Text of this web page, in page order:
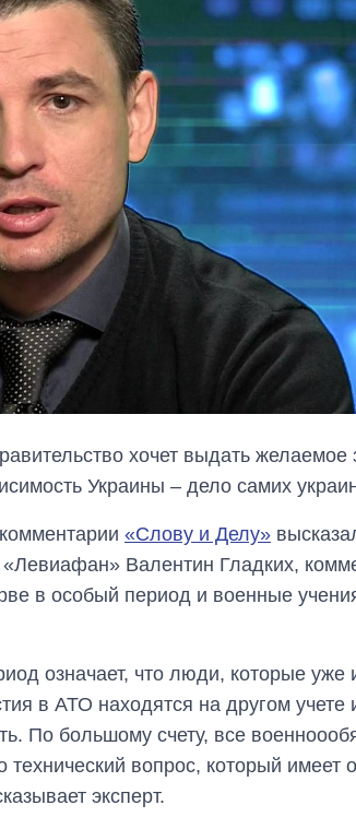
хочет выдать желаемое
Украины – дело самих
«Слову и Делу»
«Левиафан» Валентин Гладких,
в особый период и военные
означает, что люди, которые уже
в АТО находятся на другом учете
По большому счету, все
технический вопрос, который имеет
эксперт.